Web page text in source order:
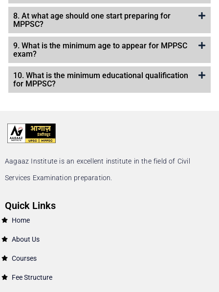
8. At what age should one start preparing for
MPPSC?
9. What is the minimum age to appear for MPPSC
exam?
10. What is the minimum educational qualification
for MPPSC?
Aagaaz Institute is an excellent institute in the field of Civil
Services Examination preparation.
Quick Links
Home
About Us
Courses
Fee Structure